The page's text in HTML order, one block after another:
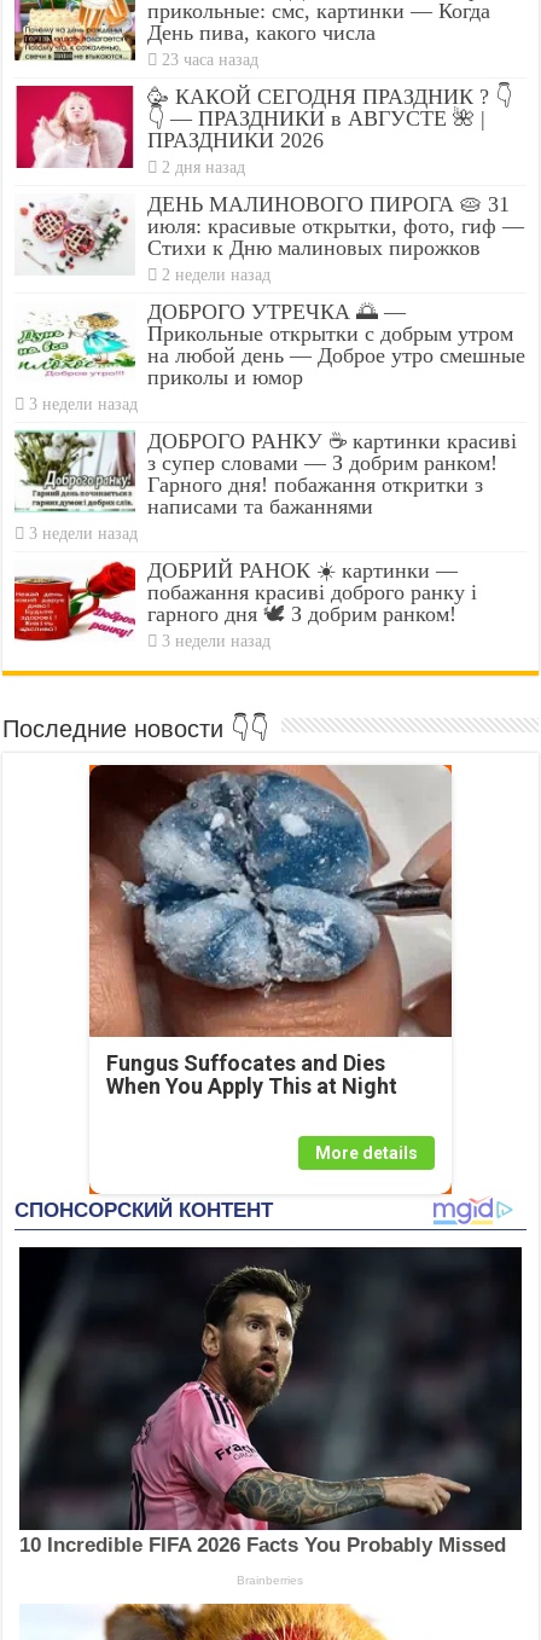
прикольные: смс, картинки — Когда
День пива, какого числа
23 часа назад
🥳 КАКОЙ СЕГОДНЯ ПРАЗДНИК ? 👇
👇 — ПРАЗДНИКИ в АВГУСТЕ 🌺 |
ПРАЗДНИКИ 2026
2 дня назад
ДЕНЬ МАЛИНОВОГО ПИРОГА 🥧 31
июля: красивые открытки, фото, гиф —
Стихи к Дню малиновых пирожков
2 недели назад
ДОБРОГО УТРЕЧКА 🌅 —
Прикольные открытки с добрым утром
на любой день — Доброе утро смешные
приколы и юмор
3 недели назад
ДОБРОГО РАНКУ ☕ картинки красиві
з супер словами — З добрим ранком!
Гарного дня! побажання откритки з
написами та бажаннями
3 недели назад
ДОБРИЙ РАНОК ☀️ картинки —
побажання красиві доброго ранку і
гарного дня 🕊️ З добрим ранком!
3 недели назад
Последние новости 👇👇
Fungus Suffocates and Dies
When You Apply This at Night
More details